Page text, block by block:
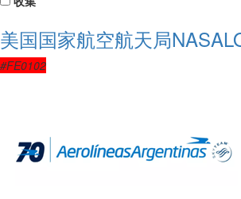
美国国家航空航天局
#FE0102